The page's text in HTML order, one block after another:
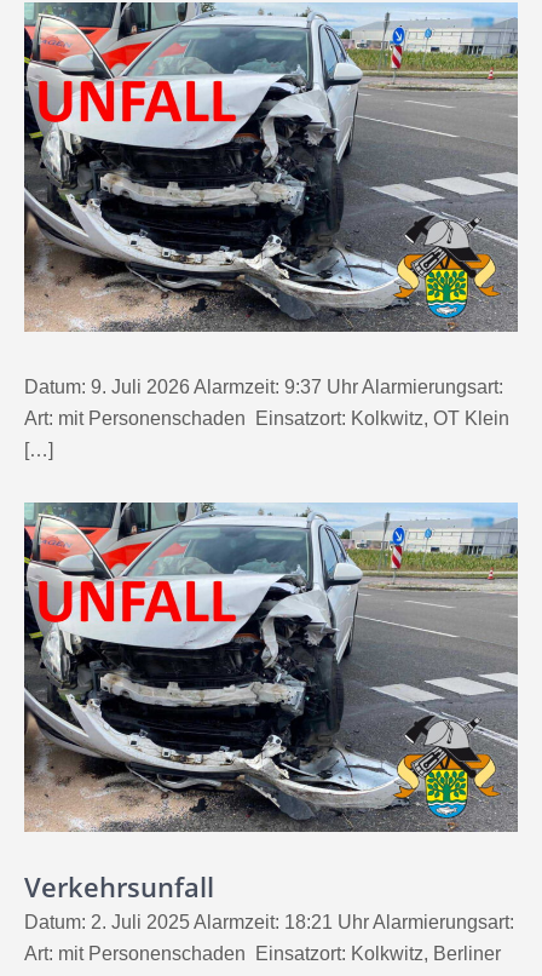
Datum: 9. Juli 2026 Alarmzeit: 9:37 Uhr Alarmierungsart:
Art: mit Personenschaden Einsatzort: Kolkwitz, OT Klein
[…]
Verkehrsunfall
Datum: 2. Juli 2025 Alarmzeit: 18:21 Uhr Alarmierungsart:
Art: mit Personenschaden Einsatzort: Kolkwitz, Berliner